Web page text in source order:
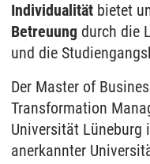
Individualität bietet
Betreuung durch die
und die
Der Master of
Transformation
Universität
anerkannter